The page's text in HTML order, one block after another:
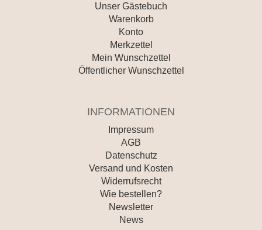
Unser Gästebuch
Warenkorb
Konto
Merkzettel
Mein Wunschzettel
Öffentlicher Wunschzettel
INFORMATIONEN
Impressum
AGB
Datenschutz
Versand und Kosten
Widerrufsrecht
Wie bestellen?
Newsletter
News